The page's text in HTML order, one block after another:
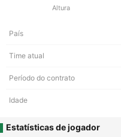
Altura
País
Time atual
Período do contrato
Idade
Estatísticas de jogador